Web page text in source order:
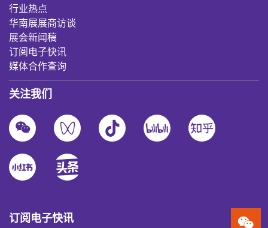
行业热点
华南展展商访谈
展会新闻稿
订阅电子快讯
媒体合作查询
关注我们
订阅电子快讯